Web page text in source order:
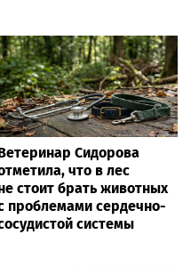
Сидорова
что в лес
стоит брать животных
проблемами сердечно-
системы